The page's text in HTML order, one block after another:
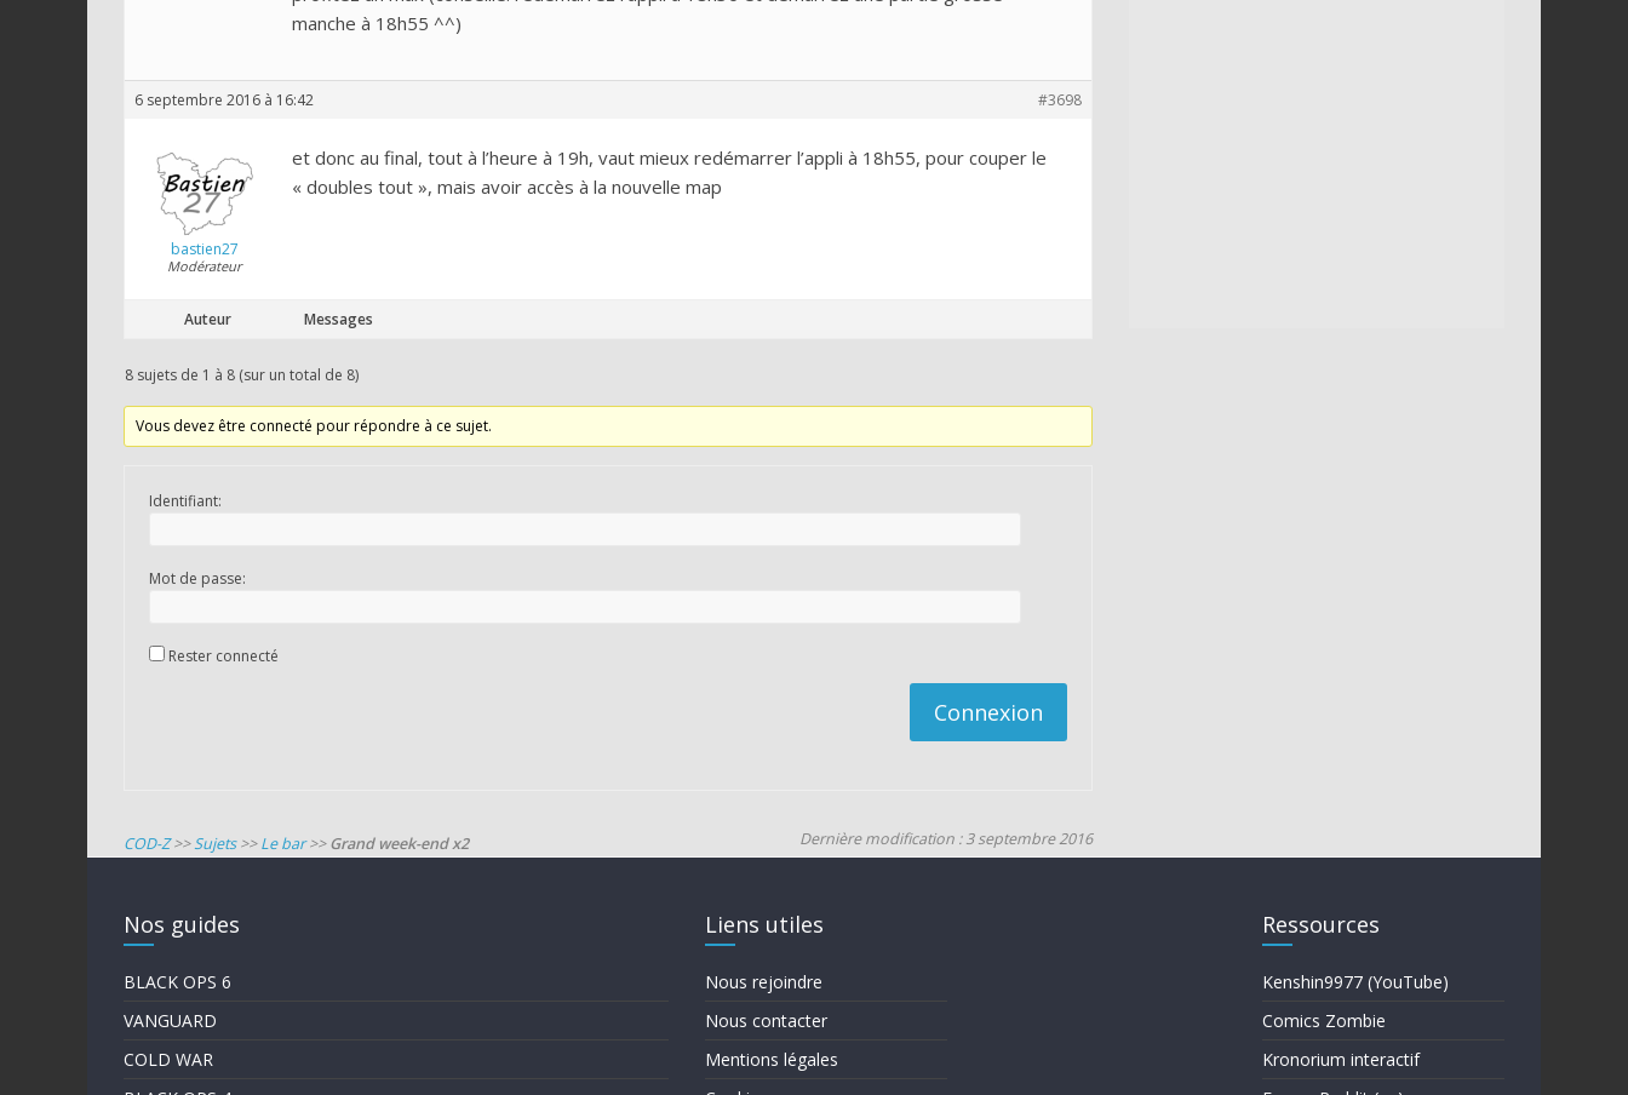
manche à 18h55 ^^)
6 septembre 2016 à 16:42 #3698
bastien27
Modérateur
et donc au final, tout à l’heure à 19h, vaut mieux redémarrer l’appli à 18h55, pour couper le
« doubles tout », mais avoir accès à la nouvelle map
Auteur Messages
8 sujets de 1 à 8 (sur un total de 8)
Vous devez être connecté pour répondre à ce sujet.
Identifiant:
Mot de passe:
Rester connecté
Connexion
Dernière modification : 3 septembre 2016
COD-Z>>Sujets>>Le bar>>Grand week-end x2
Nos guides
BLACK OPS 6
VANGUARD
COLD WAR
Liens utiles
Nous rejoindre
Nous contacter
Mentions légales
Ressources
Kenshin9977 (YouTube)
Comics Zombie
Kronorium interactif